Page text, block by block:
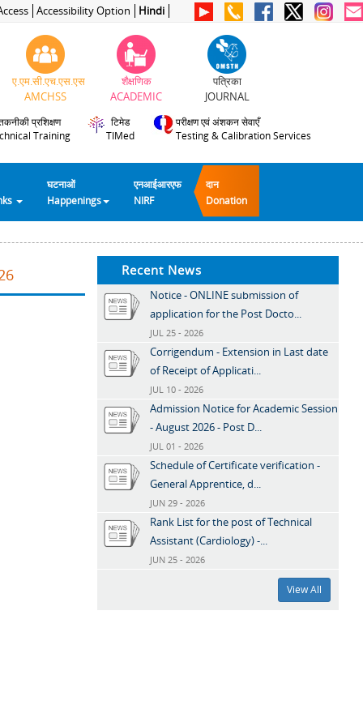
Accessibility Option Hindi
ए.एम.सी.एच.एस.एस
AMCHSS
शैक्षणिक
ACADEMIC
पत्रिका
JOURNAL
प्रशिक्षण
Training
टिमेड
TIMed
परीक्षण एवं अंशकन सेवाएँ
Testing & Calibration Services
घटनाओं
Happenings
एनआईआरएफ
NIRF
दान
Donation
Recent News
Notice - ONLINE submission of
application for the Post Docto...
JUL 25 - 2026
Corrigendum - Extension in Last date
of Receipt of Applicati...
JUL 10 - 2026
Admission Notice for Academic Session
- August 2026 - Post D...
JUL 01 - 2026
Schedule of Certificate verification -
General Apprentice, d...
JUN 29 - 2026
Rank List for the post of Technical
Assistant (Cardiology) -...
JUN 25 - 2026
View All